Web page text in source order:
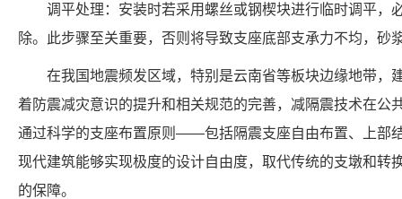
调平处理：安装时若采用螺丝或钢楔块进行临时调平，
除。此步骤至关重要，否则将导致支座底部支承力不均，砂
在我国地震频发区域，特别是云南省等板块边缘地带，
着防震减灾意识的提升和相关规范的完善，减隔震技术在公
通过科学的支座布置原则——包括隔震支座自由布置、上
现代建筑能够实现极度的设计自由度，取代传统的支墩和转
的保障。